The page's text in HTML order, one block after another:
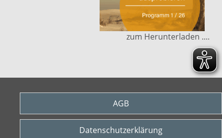
zum Herunterladen ....
AGB
Datenschutzerklärung